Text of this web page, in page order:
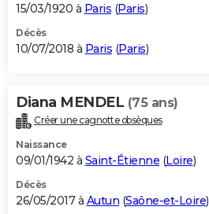
15/03/1920 à Paris (Paris)
Décès
10/07/2018 à Paris (Paris)
Diana MENDEL (75 ans)
Créer une cagnotte obsèques
Naissance
09/01/1942 à Saint-Étienne (Loire)
Décès
26/05/2017 à Autun (Saône-et-Loire)